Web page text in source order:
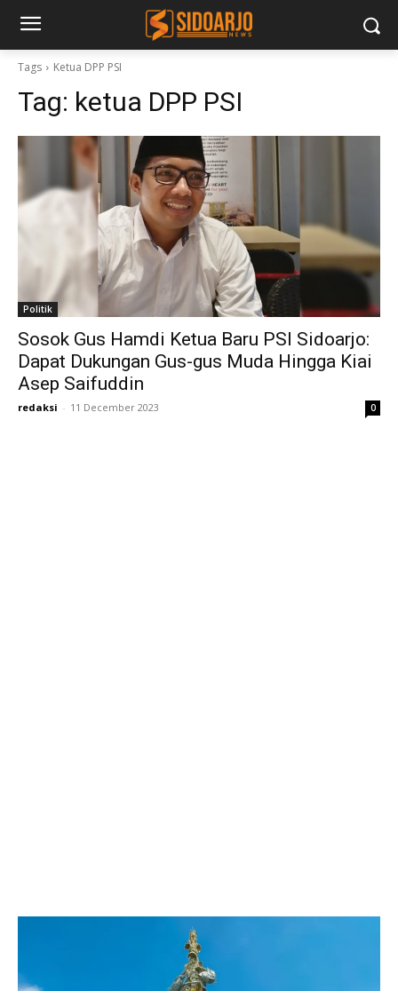
Tags Ketua DPP PSI
Tag: ketua DPP PSI
Politik
Sosok Gus Hamdi Ketua Baru PSI Sidoarjo:
Dapat Dukungan Gus-gus Muda Hingga Kiai
Asep Saifuddin
redaksi - 11 December 2023 0